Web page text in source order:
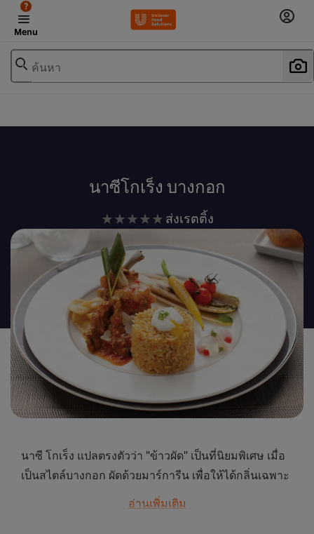
Menu
?
ค้นหา
นาซีโกเร็ง บางกอก
ไม่มี
การ
ให้
คะแนน
สำหรับ
recipe
นี้
ส่งเรตติ้ง
นาซี โกเร็ง แปลตรงตัวว่า "ข้าวผัด" เป็นที่นิยมพิเศษ เมื่อ
เป็นสไตล์บางกอก ผัดด้วยมาร์การีน เพื่อให้ได้กลิ่นเฉพาะ
ตัวสไตล์บาหลี ยังคงเป็นไทยด้วยซอสต้มส้ม เปรี้ยว เค็ม เผ็ด
อ่านเพิ่มเติม